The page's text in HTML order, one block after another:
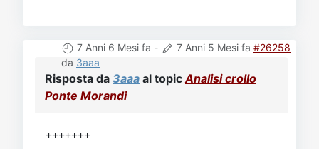
7 Anni 6 Mesi fa - 7 Anni 5 Mesi fa #26258
da 3aaa
Risposta da 3aaa al topicAnalisi crollo
Ponte Morandi
+++++++